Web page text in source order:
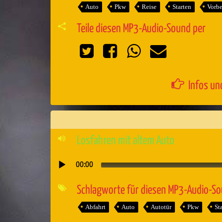
Auto Pkw Reise Starten
Teile diesen MP3-Audio-Sound per
Infos
Losfahren mit altem Auto
Audio-
Player
00:00
Schlagworte für diesen MP3-Audio-
Abfahrt Auto Autotür Pkw